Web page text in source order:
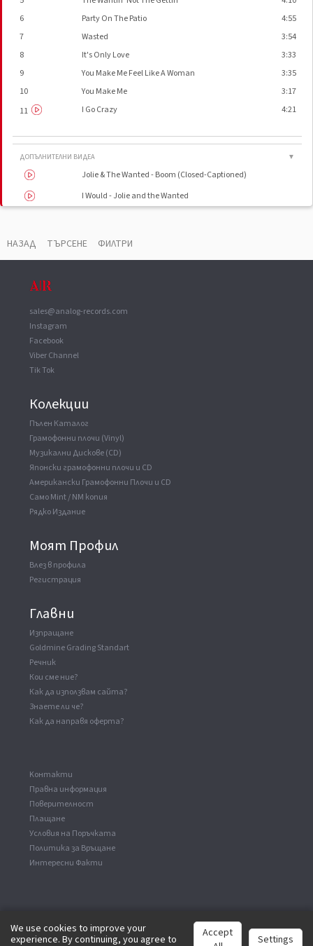
6
Party On The Patio
4:55
7
Wasted
3:54
8
It's Only Love
3:33
9
You Make Me Feel Like A Woman
3:35
10
You Make Me
3:17
11
I Go Crazy 4:21
ДОПЪЛНИТЕЛНИ ВИДЕА ▼
Jolie & The Wanted - Boom (Closed-Captioned)
I Would - Jolie and the Wanted
Phonographic Copyright (p)
Distributed By
Manufactured By
НАЗАД ТЪРСЕНЕ ФИЛТРИ
sales@analog-records.com
Instagram
Facebook
Viber Channel
Tik Tok
Колекции
Пълен Каталог
Грамофонни плочи (Vinyl)
Музикални Дискове (CD)
Японски грамофонни плочи и CD
Американски Грамофонни Плочи и CD
Само Mint / NM копия
Рядко Издание
Моят Профил
Влез в профила
Регистрация
Главни
Изпращане
Goldmine Grading Standart
Речник
Кои сме ние?
Как да използвам сайта?
Знаете ли че?
Как да направя оферта?
Kонтакти
Правна информация
Поверителност
Плащане
Условия на Поръчката
Политика за Връщане
Интересни Факти
©2026analog-records.com. Всички права са запазени.
We use cookies to improve your
experience. By continuing, you agree to
Accept
Settings